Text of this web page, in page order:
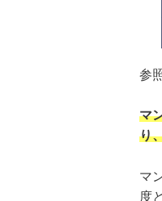
参
マ
り
マ
度